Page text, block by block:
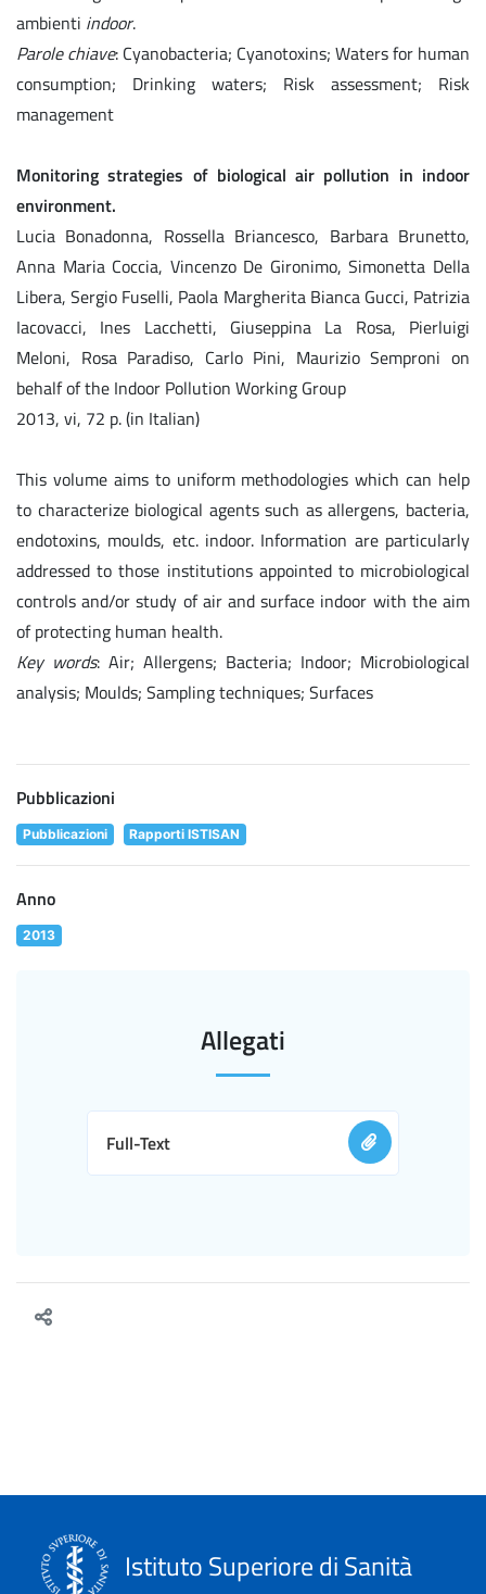
ambienti indoor.
Parole chiave: Cyanobacteria; Cyanotoxins; Waters for human
consumption; Drinking waters; Risk assessment; Risk
management
Monitoring strategies of biological air pollution in indoor
environment.
Lucia Bonadonna, Rossella Briancesco, Barbara Brunetto,
Anna Maria Coccia, Vincenzo De Gironimo, Simonetta Della
Libera, Sergio Fuselli, Paola Margherita Bianca Gucci, Patrizia
Iacovacci, Ines Lacchetti, Giuseppina La Rosa, Pierluigi
Meloni, Rosa Paradiso, Carlo Pini, Maurizio Semproni on
behalf of the Indoor Pollution Working Group
2013, vi, 72 p. (in Italian)
This volume aims to uniform methodologies which can help
to characterize biological agents such as allergens, bacteria,
endotoxins, moulds, etc. indoor. Information are particularly
addressed to those institutions appointed to microbiological
controls and/or study of air and surface indoor with the aim
of protecting human health.
Key words: Air; Allergens; Bacteria; Indoor; Microbiological
analysis; Moulds; Sampling techniques; Surfaces
Pubblicazioni
Pubblicazioni Rapporti ISTISAN
Anno
2013
Allegati
Full-Text
Istituto Superiore di Sanità